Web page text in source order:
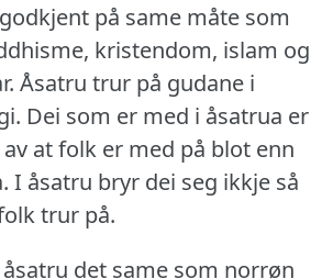
på same måte som
kristendom, islam og
Åsatru trur på gudane i
Dei som er med i åsatrua er
at folk er med på blot enn
I åsatru bryr dei seg ikkje så
trur på.
det same som norrøn